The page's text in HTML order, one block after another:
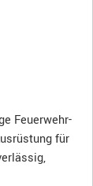
Feuerwehr-
für